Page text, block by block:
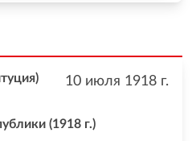
10 июля 1918 г.
(1918 г.)